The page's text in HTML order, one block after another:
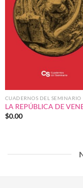
CUADERNOS DEL SEMINARIO
LA REPÚBLICA DE
$0.00